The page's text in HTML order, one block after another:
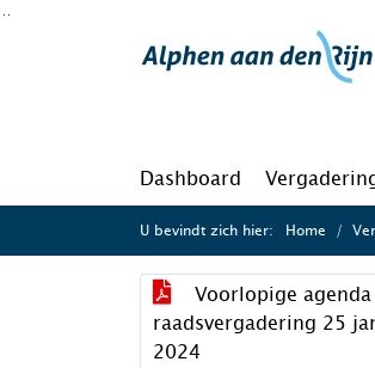
Ga naar de inhoud van deze pagina
Dashboard
U bevindt zich hier: Home
Voorlopige agenda
raadsvergadering 25
2024